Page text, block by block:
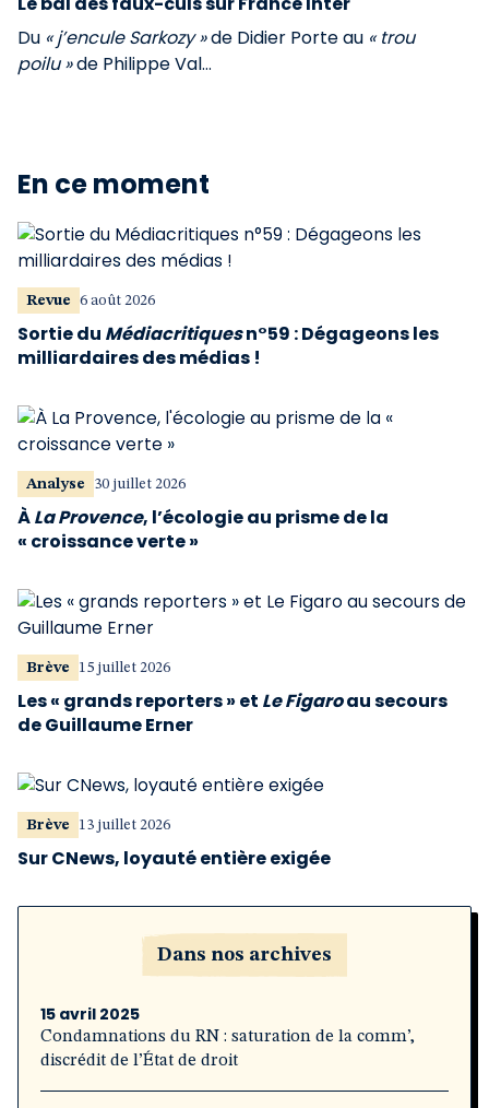
Du « j’encule Sarkozy »de Didier Porte au « trou
poilu »de Philippe Val…
En ce moment
Revue 6 août 2026
Sortie du Médiacritiquesn°59 : Dégageons les
milliardaires des médias !
Analyse 30 juillet 2026
ÀLa Provence, l’écologie au prisme de la
« croissance verte »
Brève 15 juillet 2026
Les « grands reporters » et Le Figaroau secours
de Guillaume Erner
Brève 13 juillet 2026
Sur CNews, loyauté entière exigée
Dans nos archives
15 avril 2025
Condamnations du RN : saturation de la comm’,
discrédit de l’État de droit